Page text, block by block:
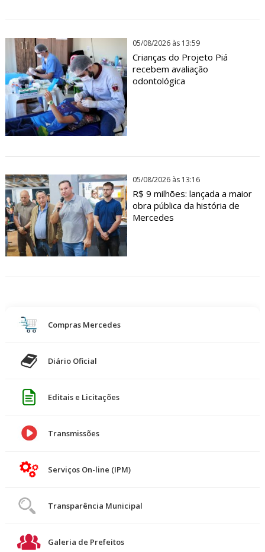
05/08/2026 às 13:59
Crianças do Projeto Piá
recebem avaliação
odontológica
05/08/2026 às 13:16
R$ 9 milhões: lançada a maior
obra pública da história de
Mercedes
Compras Mercedes
Diário Oficial
Editais e Licitações
Transmissões
Serviços On-line (IPM)
Transparência Municipal
Galeria de Prefeitos